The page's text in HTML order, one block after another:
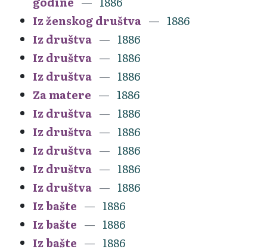
Iz ženskog društva
1886
Iz društva
1886
Iz društva
1886
Iz društva
1886
Za matere
1886
Iz društva
1886
Iz društva
1886
Iz društva
1886
Iz društva
1886
Iz društva
1886
Iz bašte
1886
Iz bašte
1886
Iz bašte
1886